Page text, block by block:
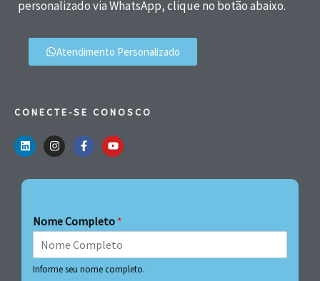
personalizado via WhatsApp, clique no botão abaixo.
Atendimento Personalizado
CONECTE-SE CONOSCO
Nome Completo *
Informe seu nome completo.